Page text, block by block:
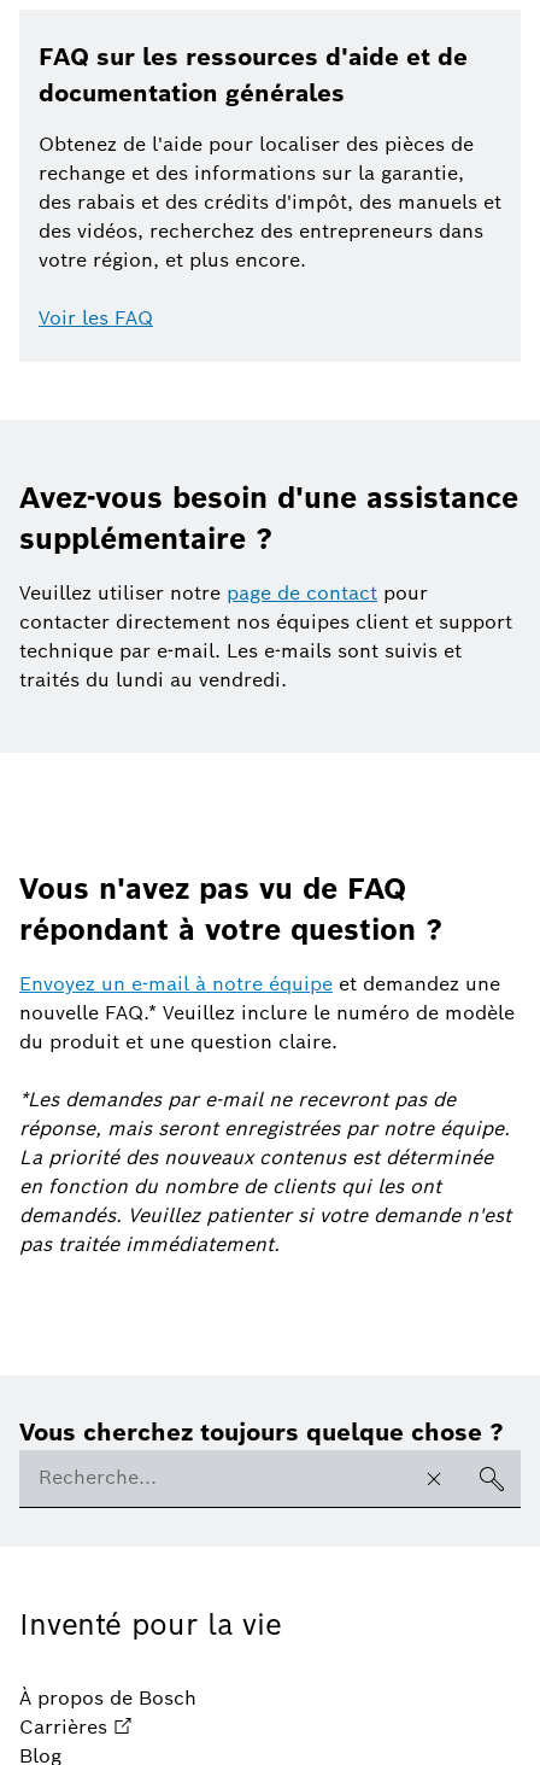
FAQ sur les ressources d'aide et de
documentation générales
Obtenez de l'aide pour localiser des pièces de
rechange et des informations sur la garantie,
des rabais et des crédits d'impôt, des manuels et
des vidéos, recherchez des entrepreneurs dans
votre région, et plus encore.
Voir les FAQ
Avez-vous besoin d'une assistance
supplémentaire ?
Veuillez utiliser notre page de contact pour
contacter directement nos équipes client et support
technique par e-mail. Les e-mails sont suivis et
traités du lundi au vendredi.
Vous n'avez pas vu de FAQ
répondant à votre question ?
Envoyez un e-mail à notre équipe et demandez une
nouvelle FAQ.* Veuillez inclure le numéro de modèle
du produit et une question claire.
*Les demandes par e-mail ne recevront pas de
réponse, mais seront enregistrées par notre équipe.
La priorité des nouveaux contenus est déterminée
en fonction du nombre de clients qui les ont
demandés. Veuillez patienter si votre demande n'est
pas traitée immédiatement.
Vous cherchez toujours quelque chose ?
Inventé pour la vie
À propos de Bosch
Carrières
Blog